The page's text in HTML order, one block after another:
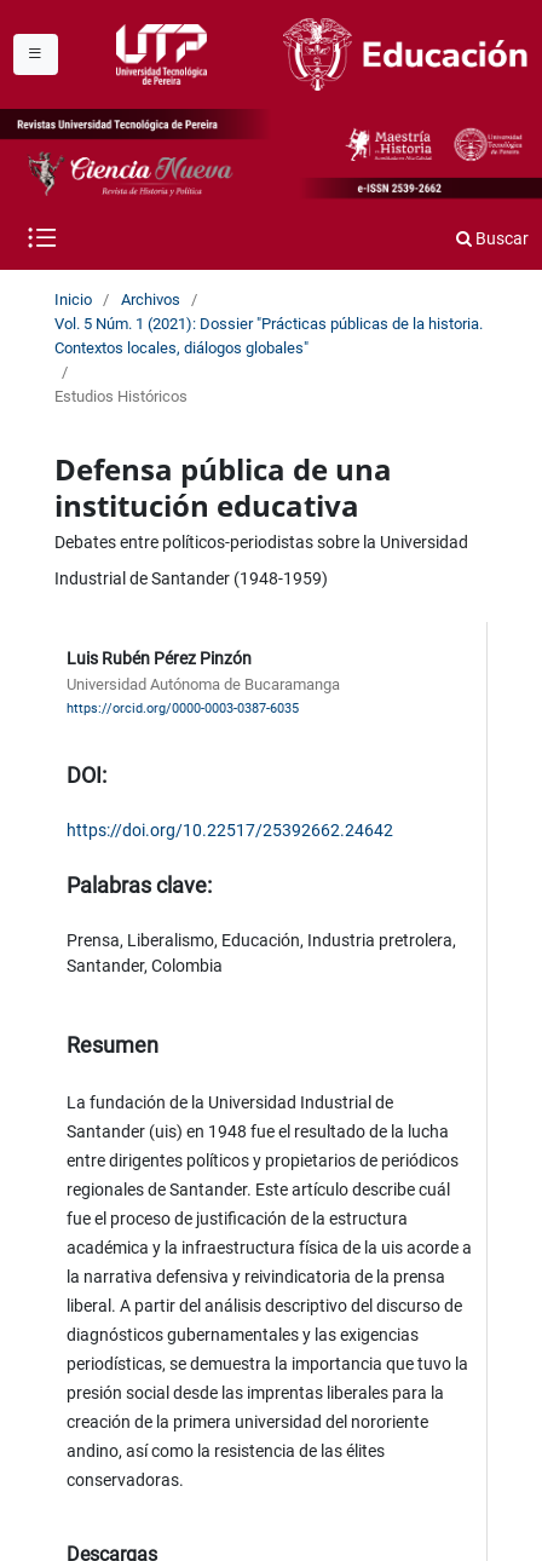
Buscar
Inicio / Archivos
/
Vol. 5 Núm. 1 (2021): Dossier "Prácticas públicas de la historia.
Contextos locales, diálogos globales"
/
Estudios Históricos
Defensa pública de una
institución educativa
Debates entre políticos-periodistas sobre la Universidad
Industrial de Santander (1948-1959)
Luis Rubén Pérez Pinzón
Universidad Autónoma de Bucaramanga
https://orcid.org/0000-0003-0387-6035
DOI:
https://doi.org/10.22517/25392662.24642
Palabras clave:
Prensa, Liberalismo, Educación, Industria pretrolera,
Santander, Colombia
Resumen
La fundación de la Universidad Industrial de
Santander (uis) en 1948 fue el resultado de la lucha
entre dirigentes políticos y propietarios de periódicos
regionales de Santander. Este artículo describe cuál
fue el proceso de justificación de la estructura
académica y la infraestructura física de la uis acorde a
la narrativa defensiva y reivindicatoria de la prensa
liberal. A partir del análisis descriptivo del discurso de
diagnósticos gubernamentales y las exigencias
periodísticas, se demuestra la importancia que tuvo la
presión social desde las imprentas liberales para la
creación de la primera universidad del nororiente
andino, así como la resistencia de las élites
conservadoras.
Descargas